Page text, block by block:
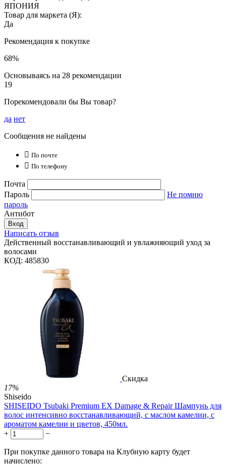
ЯПОНИЯ
Товар для маркета (Я):
Да
Рекомендация к покупке
68%
Основываясь на 28 рекомендации
19
Порекомендовали бы Вы товар?
да нет
Сообщения не найдены
 По почте
 По телефону
Почта
Пароль
Не помню
пароль
Антибот
Вход
Написать отзыв
Действенный восстанавливающий и увлажняющий уход за
волосами
КОД: 485830
Скидка
17%
Shiseido
SHISEIDO Tsubaki Premium EX Damage & Repair Шампунь для
волос интенсивно восстанавливающий, с маслом камелии, с
ароматом камелии и цветов, 450мл.
+
−
При покупке данного товара на Клубную карту будет
начислено: